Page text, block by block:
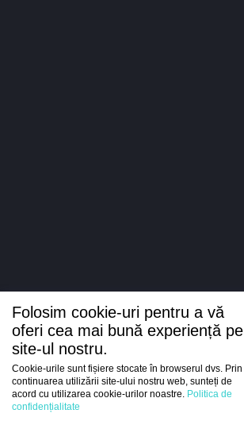
Intrați
Folosim cookie-uri pentru a vă
oferi cea mai bună experiență pe
site-ul nostru.
Cookie-urile sunt fișiere stocate în browserul dvs. Prin
continuarea utilizării site-ului nostru web, sunteți de
acord cu utilizarea cookie-urilor noastre. Politica de
confidențialitate